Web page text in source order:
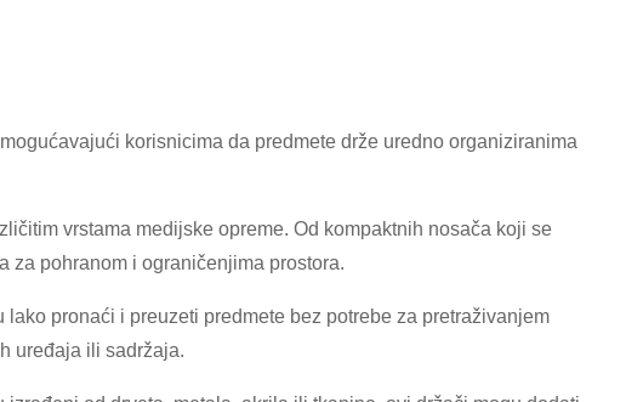
korisnicima da predmete drže uredno organiziranima
vrstama medijske opreme. Od kompaktnih nosača koji se
za pohranom i ograničenjima prostora.
pronaći i preuzeti predmete bez potrebe za pretraživanjem
uređaja ili sadržaja.
×